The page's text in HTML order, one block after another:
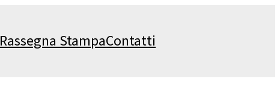
Rassegna StampaContatti